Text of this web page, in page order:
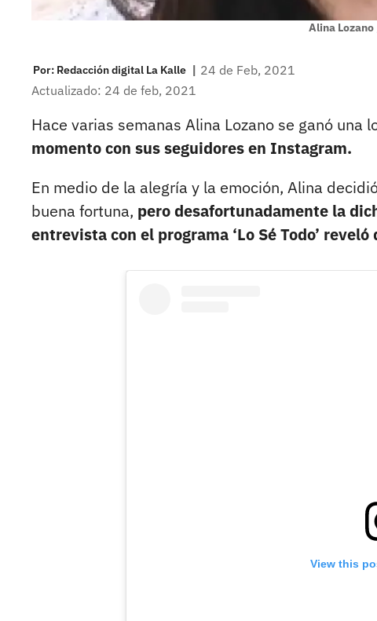
Alina Lozano
Por: Redacción digital La Kalle | 24 de Feb, 2021
Actualizado: 24 de feb, 2021
Hace varias semanas Alina Lozano se ganó una
momento con sus seguidores en Instagram.
En medio de la alegría y la emoción, Alina
buena fortuna, pero desafortunadamente la
entrevista con el programa ‘Lo Sé Todo’
View this